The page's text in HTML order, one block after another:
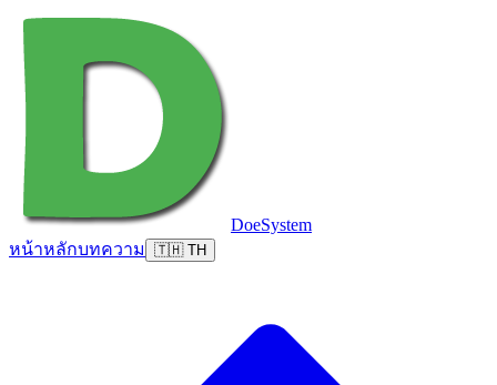
DoeSystem
หน้าหลักบทความ 🇹🇭 TH